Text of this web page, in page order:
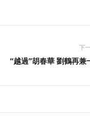
下
“越過”胡春華 劉鶴再兼